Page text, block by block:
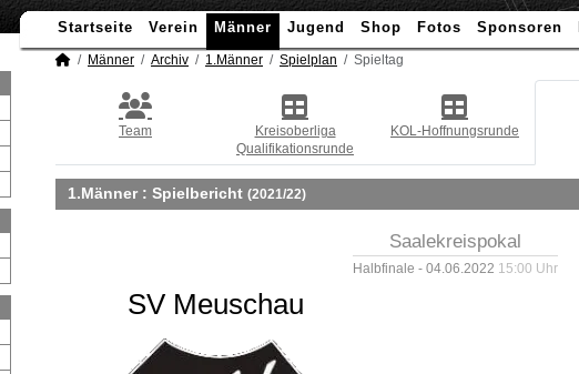
Startseite Verein Männer Jugend Shop Fotos Sponsoren
Männer Archiv 1.Männer Spielplan Spieltag
Team
Kreisoberliga
Qualifikationsrunde
KOL-Hoffnungsrunde
1.Männer : Spielbericht (2021/22)
Saalekreispokal
Halbfinale - 04.06.2022 15:00 Uhr
SV Meuschau